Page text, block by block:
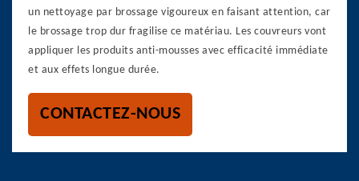
un nettoyage par brossage vigoureux en faisant attention, car
le brossage trop dur fragilise ce matériau. Les couvreurs vont
appliquer les produits anti-mousses avec efficacité immédiate
et aux effets longue durée.
CONTACTEZ-NOUS